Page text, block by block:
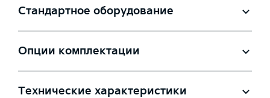
Стандартное оборудование
Опции комплектации
Технические характеристики